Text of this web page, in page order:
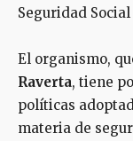
Seguridad
El organismo,
Raverta, tiene
políticas
materia de